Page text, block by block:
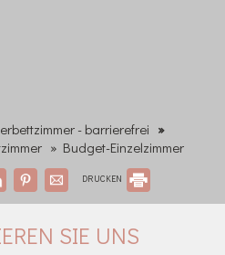
- barrierefrei »
» Budget-Einzelzimmer
DRUCKEN
SIE UNS